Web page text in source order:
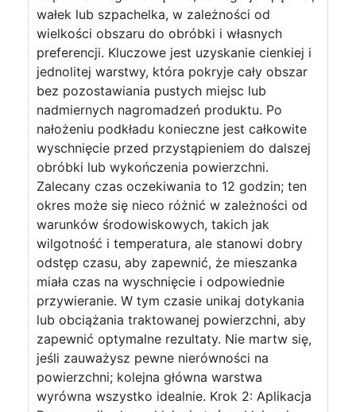
wałek lub szpachelka, w zależności od
wielkości obszaru do obróbki i własnych
preferencji. Kluczowe jest uzyskanie cienkiej i
jednolitej warstwy, która pokryje cały obszar
bez pozostawiania pustych miejsc lub
nadmiernych nagromadzeń produktu. Po
nałożeniu podkładu konieczne jest całkowite
wyschnięcie przed przystąpieniem do dalszej
obróbki lub wykończenia powierzchni.
Zalecany czas oczekiwania to 12 godzin; ten
okres może się nieco różnić w zależności od
warunków środowiskowych, takich jak
wilgotność i temperatura, ale stanowi dobry
odstęp czasu, aby zapewnić, że mieszanka
miała czas na wyschnięcie i odpowiednie
przywieranie. W tym czasie unikaj dotykania
lub obciążania traktowanej powierzchni, aby
zapewnić optymalne rezultaty. Nie martw się,
jeśli zauważysz pewne nierówności na
powierzchni; kolejna główna warstwa
wyrówna wszystko idealnie. Krok 2: Aplikacja